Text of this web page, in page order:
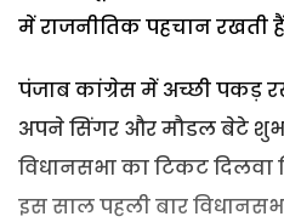
में राजनीतिक पहचान रखती
पंजाब कांग्रेस में अच्छी पकड़
अपने सिंगर और मौडल बेटे
विधानसभा का टिकट दिलवा
इस साल पहली बार